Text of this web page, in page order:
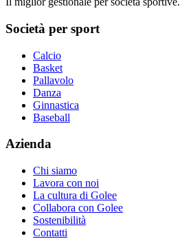
Società per sport
Calcio
Basket
Pallavolo
Danza
Ginnastica
Baseball
Azienda
Chi siamo
Lavora con noi
La cultura di Golee
Collabora con Golee
Sostenibilità
Contatti